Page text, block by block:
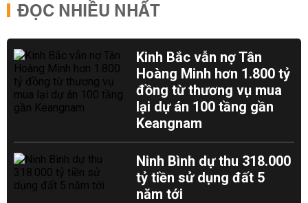
ĐỌC NHIỀU NHẤT
Kinh Bắc vẫn nợ Tân
Hoàng Minh hơn 1.800 tỷ
đồng từ thương vụ mua
lại dự án 100 tầng gần
Keangnam
Ninh Bình dự thu 318.000
tỷ tiền sử dụng đất 5
năm tới